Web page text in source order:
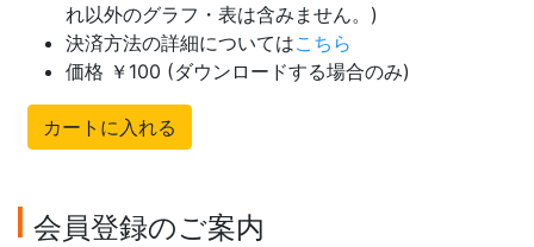
れ以外のグラフ・表は含みません。)
決済方法の詳細についてはこちら
価格 ￥100 (ダウンロードする場合のみ)
カートに入れる
会員登録のご案内